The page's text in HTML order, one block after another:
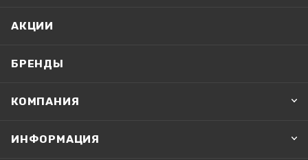
АКЦИИ
БРЕНДЫ
КОМПАНИЯ
ИНФОРМАЦИЯ